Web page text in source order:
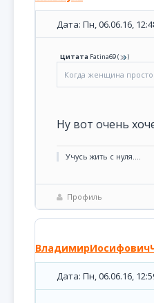
Дата: Пн, 06.06.16,
Цитата Fatina69( )
Когда женщина
Ну вот очень
Учусь жить с нуля....
Профиль
Дата: Пн, 06.06.16,